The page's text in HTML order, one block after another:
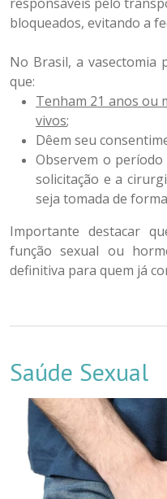
bloqueados, evitando a
No Brasil, a vasectomia
que:
Tenham 21 anos ou
vivos;
Dêem seu
Observem o
solicitação e a
seja tomada de
Importante destacar
função sexual ou
definitiva para quem já
Saúde Sexual